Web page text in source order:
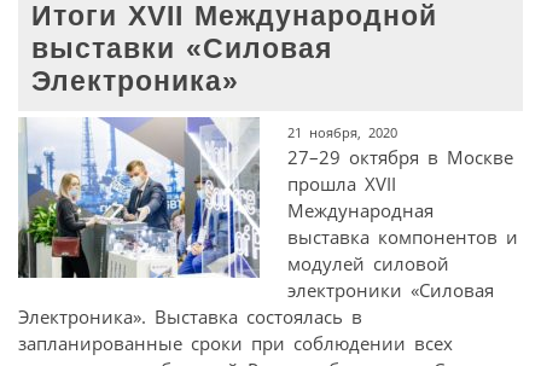
Итоги XVII Международной
выставки «Силовая
Электроника»
21 ноября, 2020
27–29 октября в Москве
прошла XVII
Международная
выставка компонентов и
модулей силовой
электроники «Силовая
Электроника». Выставка состоялась в
запланированные сроки при соблюдении всех